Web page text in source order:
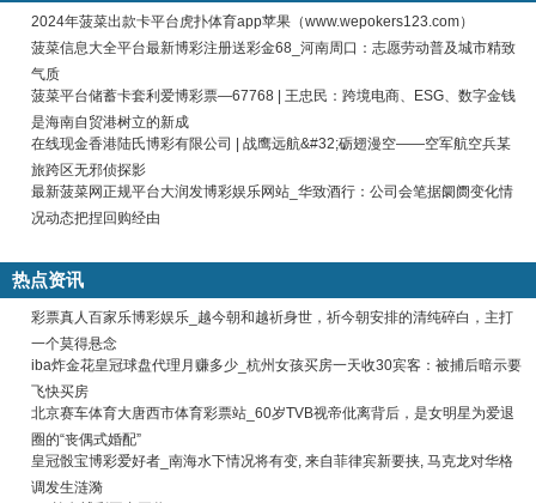
2024年菠菜出款卡平台虎扑体育app苹果（www.wepokers123.com）
菠菜信息大全平台最新博彩注册送彩金68_河南周口：志愿劳动普及城市精致
气质
菠菜平台储蓄卡套利爱博彩票―67768 | 王忠民：跨境电商、ESG、数字金钱
是海南自贸港树立的新成
在线现金香港陆氏博彩有限公司 | 战鹰远航&#32;砺翅漫空——空军航空兵某
旅跨区无邪侦探影
最新菠菜网正规平台大润发博彩娱乐网站_华致酒行：公司会笔据阛阓变化情
况动态把捏回购经由
热点资讯
彩票真人百家乐博彩娱乐_越今朝和越祈身世，祈今朝安排的清纯碎白，主打
一个莫得悬念
iba炸金花皇冠球盘代理月赚多少_杭州女孩买房一天收30宾客：被捕后暗示要
飞快买房
北京赛车体育大唐西市体育彩票站_60岁TVB视帝仳离背后，是女明星为爱退
圈的“丧偶式婚配”
皇冠骰宝博彩爱好者_南海水下情况将有变, 来自菲律宾新要挟, 马克龙对华格
调发生涟漪